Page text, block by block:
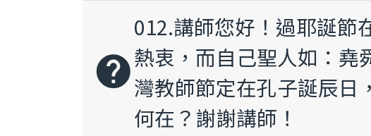
help
012.講師您好！過耶誕節
熱衷，而自己聖人如：堯
灣教師節定在孔子誕辰日
何在？謝謝講師！